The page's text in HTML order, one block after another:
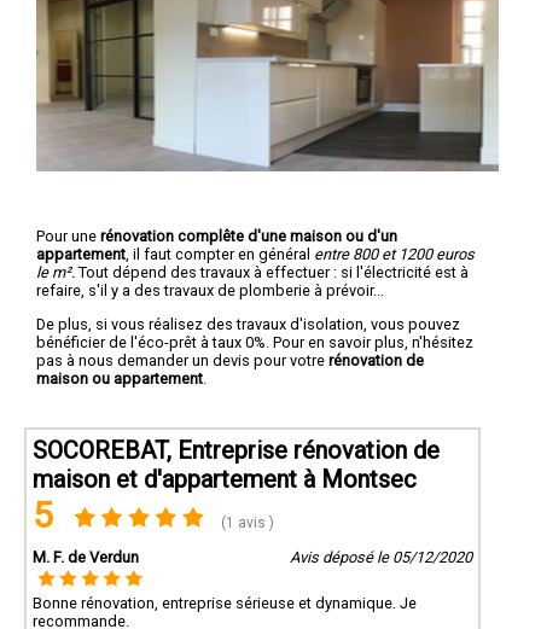
Pour une rénovation complête d'une maison ou d'un
appartement , il faut compter en général entre 800 et 1200 euros
le m². Tout dépend des travaux à effectuer : si l'électricité est à
refaire, s'il y a des travaux de plomberie à prévoir...
De plus, si vous réalisez des travaux d'isolation, vous pouvez
bénéficier de l'éco-prêt à taux 0%. Pour en savoir plus, n'hésitez
pas à nous demander un devis pour votre rénovation de
maison ou appartement
SOCOREBAT, Entreprise rénovation de
maison et d'appartement à Montsec
5 (1 avis )
M. F. de Verdun Avis déposé le 05/12/2020
Bonne rénovation, entreprise sérieuse et dynamique. Je
recommande.